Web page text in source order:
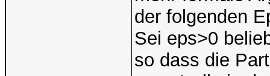
der folgenden
Sei eps>0
so dass die